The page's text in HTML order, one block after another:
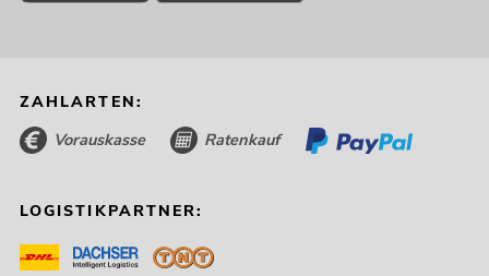
ZAHLARTEN:
Vorauskasse Ratenkauf
LOGISTIKPARTNER: